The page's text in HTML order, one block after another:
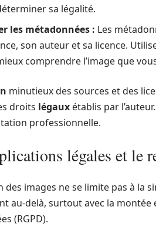
sa légalité.
les métadonnées : Les
son auteur et sa licence.
comprendre l’image que
minutieux des sources et des
droits légaux établis par
professionnelle.
légales et le
des images ne se limite pas à la
au-delà, surtout avec la
(RGPD).